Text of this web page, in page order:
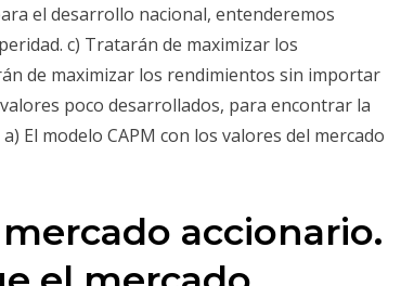
el desarrollo nacional, entenderemos
c) Tratarán de maximizar los
de maximizar los rendimientos sin importar
poco desarrollados, para encontrar la
El modelo CAPM con los valores del mercado
accionario.